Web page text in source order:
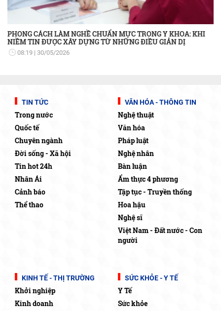
PHONG CÁCH LÀM NGHỀ CHUẨN MỰC TRONG Y KHOA: KHI
NIỀM TIN ĐƯỢC XÂY DỰNG TỪ NHỮNG ĐIỀU GIẢN DỊ
08:19 30/05/2026
TIN TỨC
Trong nước
Quốc tế
Chuyên ngành
Đời sống - Xã hội
Tin hot 24h
Nhân Ái
Cảnh báo
Thể thao
VĂN HÓA - THÔNG TIN
Nghệ thuật
Văn hóa
Pháp luật
Nghệ nhân
Bàn luận
Ẩm thực 4 phương
Tập tục - Truyền thống
Hoa hậu
Nghệ sĩ
Việt Nam - Đất nước - Con
người
KINH TẾ - THỊ TRƯỜNG
Khởi nghiệp
Kinh doanh
SỨC KHỎE - Y TẾ
Y Tế
Sức khỏe